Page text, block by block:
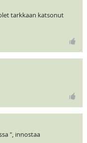
tarkkaan katsonut
", innostaa